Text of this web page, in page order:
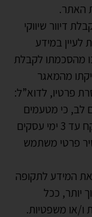
האתר.
דיוור שיווקי
לעיין במידע
בו מהסכמתו לקבלת
מהמאגר
פרטיו, לדוא”ל:
לב, כי מטעמים
טכנולוגיים ואחרים, ייתכן שייקח עד 3 ימי עסקים
פרטי משתמש
המידע לתקופה
יותר, ככל
ו/או משפטיות.